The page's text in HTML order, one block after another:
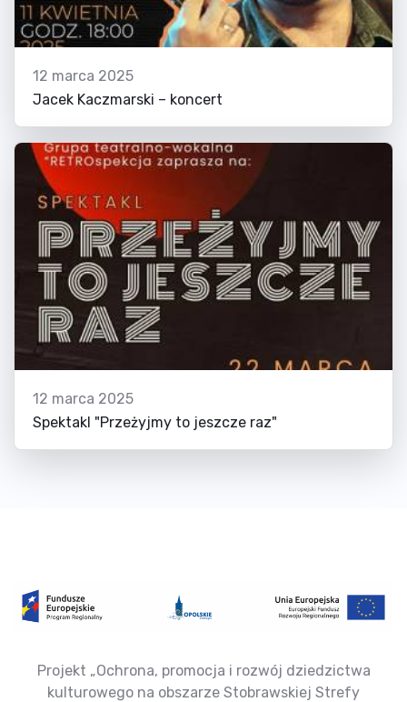
12 marca 2025
Jacek Kaczmarski – koncert
12 marca 2025
Spektakl "Przeżyjmy to jeszcze raz"
Projekt „Ochrona, promocja i rozwój dziedzictwa
kulturowego na obszarze Stobrawskiej Strefy